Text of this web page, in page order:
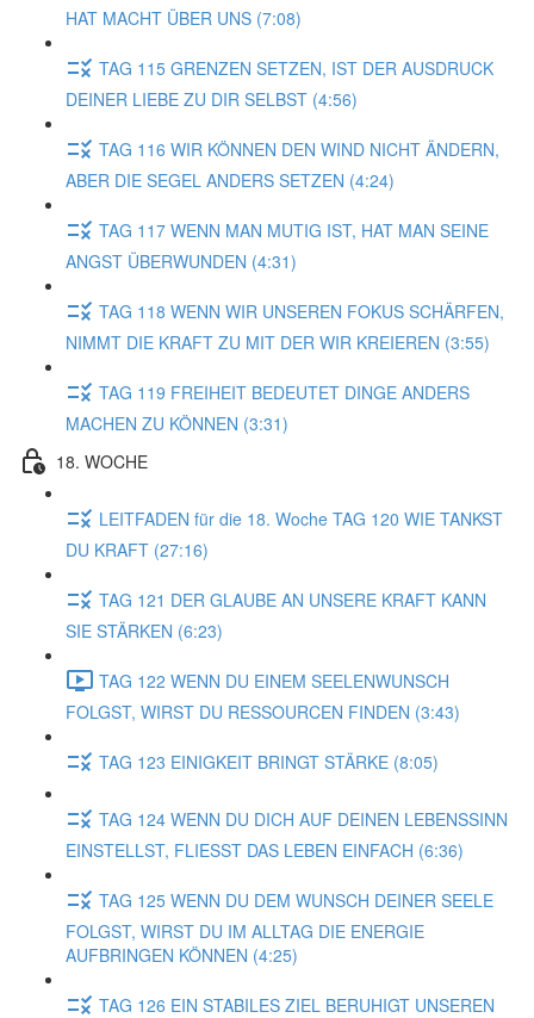
HAT MACHT ÜBER UNS (7:08)
TAG 115 GRENZEN SETZEN, IST DER AUSDRUCK
DEINER LIEBE ZU DIR SELBST (4:56)
TAG 116 WIR KÖNNEN DEN WIND NICHT ÄNDERN,
ABER DIE SEGEL ANDERS SETZEN (4:24)
TAG 117 WENN MAN MUTIG IST, HAT MAN SEINE
ANGST ÜBERWUNDEN (4:31)
TAG 118 WENN WIR UNSEREN FOKUS SCHÄRFEN,
NIMMT DIE KRAFT ZU MIT DER WIR KREIEREN (3:55)
TAG 119 FREIHEIT BEDEUTET DINGE ANDERS
MACHEN ZU KÖNNEN (3:31)
18. WOCHE
LEITFADEN für die 18. Woche TAG 120 WIE TANKST
DU KRAFT (27:16)
TAG 121 DER GLAUBE AN UNSERE KRAFT KANN
SIE STÄRKEN (6:23)
TAG 122 WENN DU EINEM SEELENWUNSCH
FOLGST, WIRST DU RESSOURCEN FINDEN (3:43)
TAG 123 EINIGKEIT BRINGT STÄRKE (8:05)
TAG 124 WENN DU DICH AUF DEINEN LEBENSSINN
EINSTELLST, FLIESST DAS LEBEN EINFACH (6:36)
TAG 125 WENN DU DEM WUNSCH DEINER SEELE
FOLGST, WIRST DU IM ALLTAG DIE ENERGIE
AUFBRINGEN KÖNNEN (4:25)
TAG 126 EIN STABILES ZIEL BERUHIGT UNSEREN